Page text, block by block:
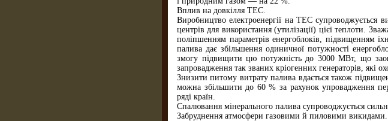
Вплив на довкілля ТЕС.
Виробництво електроенергії на ТЕС супроводжується
центрів для використання (утилізації) цієї теплоти.
поліпшенням параметрів енергоблоків, підвищенням
палива дає збільшення одиничної потужності
змогу підвищити цю потужність до 3000 МВт, що
запровадження так званих кріогенних генераторів, які
Знизити питому витрату палива вдається також
можна збільшити до 60 % за рахунок упровадження
ряді країн.
Спалювання мінерального палива супроводжується
Забруднення атмосфери газовими й пиловими викидами.